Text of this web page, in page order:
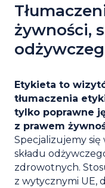
żywności,
Etykieta to
tłumaczenia
tylko poprawne
z prawem
Specjalizujemy się
składu
zdrowotnych.
z wytycznymi UE,